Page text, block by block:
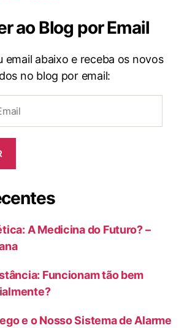
ao Blog por Email
email abaixo e receba os novos
no blog por email:
A Medicina do Futuro? –
Funcionam tão bem
e o Nosso Sistema de Alarme